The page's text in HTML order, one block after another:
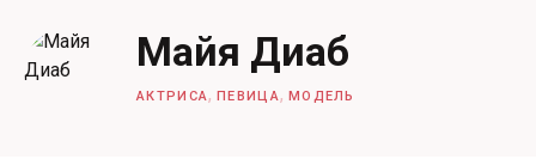
Майя Диаб
АКТРИСА,ПЕВИЦА, МОДЕЛЬ